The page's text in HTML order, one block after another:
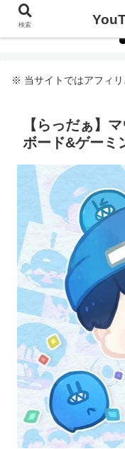
YouTuberや人気
※ 当サイトではアフィ
【らっだぁ】
ボード&ゲーミ
検索